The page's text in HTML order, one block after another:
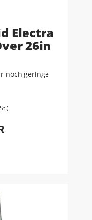
Electra
26in
noch geringe